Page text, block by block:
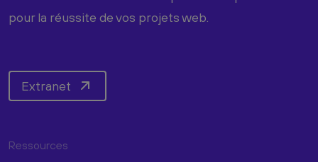
pour la réussite de vos projets web.
Extranet
Ressources